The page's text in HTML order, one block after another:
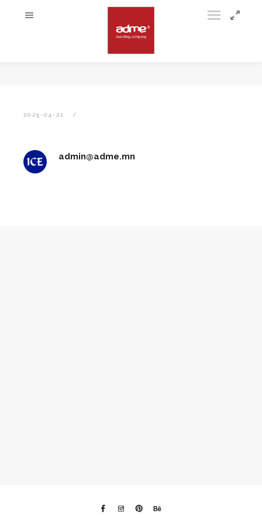
2025-04-21
admin@adme.mn